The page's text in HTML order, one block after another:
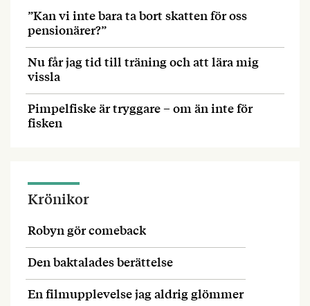
”Kan vi inte bara ta bort skatten för oss
pensionärer?”
Nu får jag tid till träning och att lära mig
vissla
Pimpelfiske är tryggare – om än inte för
fisken
Krönikor
Robyn gör comeback
Den baktalades berättelse
En filmupplevelse jag aldrig glömmer